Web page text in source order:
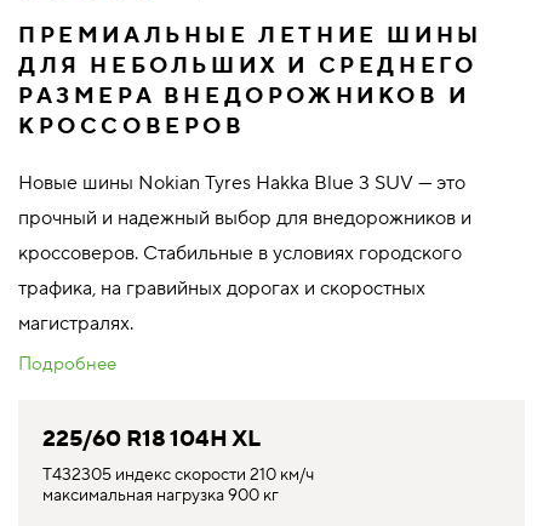
ПРЕМИАЛЬНЫЕ ЛЕТНИЕ ШИНЫ
ДЛЯ НЕБОЛЬШИХ И СРЕДНЕГО
РАЗМЕРА ВНЕДОРОЖНИКОВ И
КРОССОВЕРОВ
Новые шины Nokian Tyres Hakka Blue 3 SUV — это
прочный и надежный выбор для внедорожников и
кроссоверов. Стабильные в условиях городского
трафика, на гравийных дорогах и скоростных
магистралях.
Подробнее
225/60 R18 104H XL
T432305 индекс скорости 210 км/ч
максимальная нагрузка 900 кг